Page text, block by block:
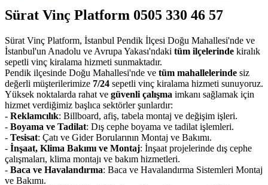
Sürat Vinç Platform 0505 330 46 57
Sürat Vinç Platform, İstanbul Pendik İlçesi Doğu Mahallesi'nde ve
İstanbul'un Anadolu ve Avrupa Yakası'ndaki tüm ilçelerinde kiralık
sepetli vinç kiralama hizmeti sunmaktadır.
Pendik ilçesinde Doğu Mahallesi'nde ve tüm mahallelerinde siz
değerli müşterilerimize 7/24 sepetli vinç kiralama hizmeti sunuyoruz.
Yüksek noktalarda rahat ve güvenli çalışma imkanı sağlamak için
hizmet verdiğimiz başlıca sektörler şunlardır:
- Reklamcılık: Billboard, afiş, tabela montaj ve değişim işleri.
- Boyama ve Tadilat: Dış cephe boyama ve tadilat işlemleri.
- Tesisat: Çatı ve Gider Borularının Montaj ve Bakımı.
- İnşaat, Klima Bakımı ve Montaj: İnşaat projelerinde dış cephe
çalışmaları, klima montajı ve bakım hizmetleri.
- Baca ve Havalandırma: Baca ve Havalandırma Sistemleri Montaj
ve Bakımı.